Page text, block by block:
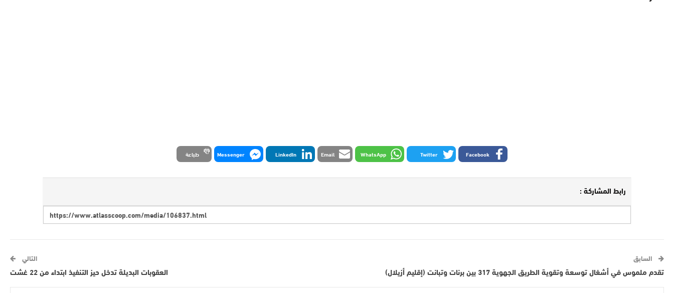
Facebook
Twitter
WhatsApp
Email
LinkedIn
Messenger طباعة
رابط المشاركة :
السابق
تقدم ملموس في أشغال توسعة وتقوية الطريق الجهوية 317 بين برنات وتبانت (إقليم أزيلال)
التالي
العقوبات البديلة تدخل حيز التنفيذ ابتداء من 22 غشت